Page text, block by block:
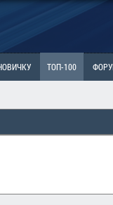
ТОП-100